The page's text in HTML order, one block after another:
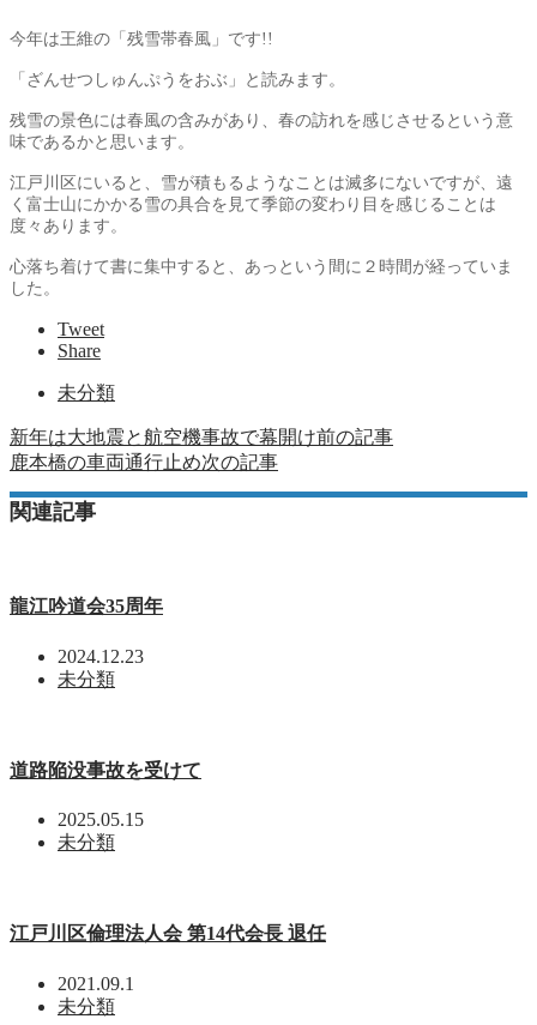
今年は王維の「残雪帯春風」です!!
「ざんせつしゅんぷうをおぶ」と読みます。
残雪の景色には春風の含みがあり、春の訪れを感じさせるという意
味であるかと思います。
江戸川区にいると、雪が積もるようなことは滅多にないですが、遠
く富士山にかかる雪の具合を見て季節の変わり目を感じることは
度々あります。
心落ち着けて書に集中すると、あっという間に２時間が経っていま
した。
Tweet
Share
未分類
新年は大地震と航空機事故で幕開け前の記事
鹿本橋の車両通行止め次の記事
関連記事
龍江吟道会35周年
2024.12.23
未分類
道路陥没事故を受けて
2025.05.15
未分類
江戸川区倫理法人会 第14代会長 退任
2021.09.1
未分類